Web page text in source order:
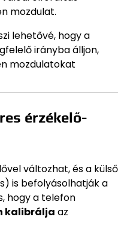
mozdulat.
lehetővé, hogy a
irányba álljon,
mozdulatokat
érzékelő-
változhat, és a külső
is befolyásolhatják a
hogy a telefon
kalibrálja az